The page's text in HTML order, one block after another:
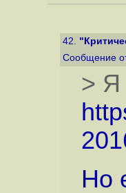
42.
Сообщение
> Я
Но